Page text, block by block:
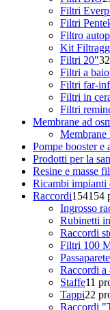
Filtri
Filtri
Filtro
Kit
Filtri 20"32
Filtri a
Filtri far-
Filtri in
Filtri
Membrane ad
Membrane
Pompe booster e
Prodotti per la
Resine e masse
Ricambi impianti
Raccordi154154
Ingrosso
Rubinetti
Raccordi
Filtri 100
Passaparete
Raccordi a
Staffe11
Tappi22
Raccordi